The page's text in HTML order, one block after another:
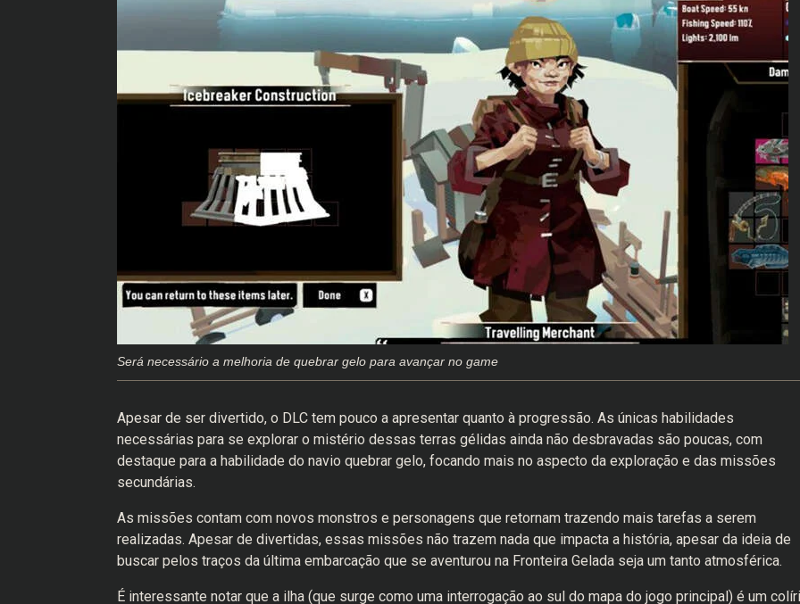
Será necessário a melhoria de quebrar gelo para avançar no game
Apesar de ser divertido, o DLC tem pouco a apresentar quanto à progressão. As únicas habilidades
necessárias para se explorar o mistério dessas terras gélidas ainda não desbravadas são poucas, com
destaque para a habilidade do navio quebrar gelo, focando mais no aspecto da exploração e das missões
secundárias.
As missões contam com novos monstros e personagens que retornam trazendo mais tarefas a serem
realizadas. Apesar de divertidas, essas missões não trazem nada que impacta a história, apesar da ideia de
buscar pelos traços da última embarcação que se aventurou na Fronteira Gelada seja um tanto atmosférica.
É interessante notar que a ilha (que surge como uma interrogação ao sul do mapa do jogo principal) é um